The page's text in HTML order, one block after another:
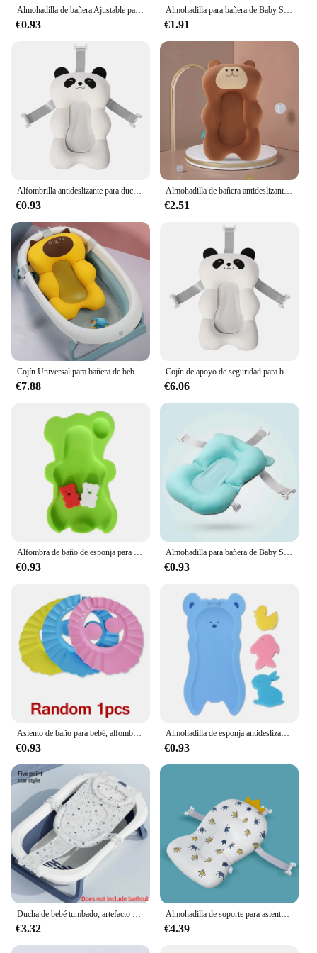
Almohadilla de bañera Ajustable para bebé, asiento de apoyo para el baño, cojín de ducha para recién nacido, Asiento de baño plegable para bebé, almohadilla de agua de seguridad flotante
€0.93
Almohadilla para bañera de Baby Shower, alfombrilla antideslizante para bañera de recién nacido, soporte plegable de seguridad para lactancia, cojín cómodo para el cuerpo, almohada de dibujos animados
€1.91
Alfombrilla antideslizante para ducha de bebé, cojín de apoyo para bañera, asiento de seguridad para recién nacido, almohada suave plegable
€0.93
Almohadilla de bañera antideslizante para bebé, asiento cómodo de seguridad para recién nacido, soporte de baño infantil, cojín de ducha, almohada suave ajustable
€2.51
€7.88
Cojín de apoyo de seguridad para baño de recién nacido, almohadilla de bañera para ducha de bebé, asiento de bañera antideslizante, alfombrilla de soporte
€6.06
€0.93 €0.93
€0.93
Almohadilla de esponja antideslizante para recién nacido, bañera para bebé, ducha infantil, MAY31-B para el cuidado del bebé
€0.93
€3.32
Almohadilla de soporte para asiento de bañera de bebé, almohadilla corporal suave y cómoda antideslizante, silla plegable para bañera de bebé, almohadilla de baño para recién nacido
€4.39